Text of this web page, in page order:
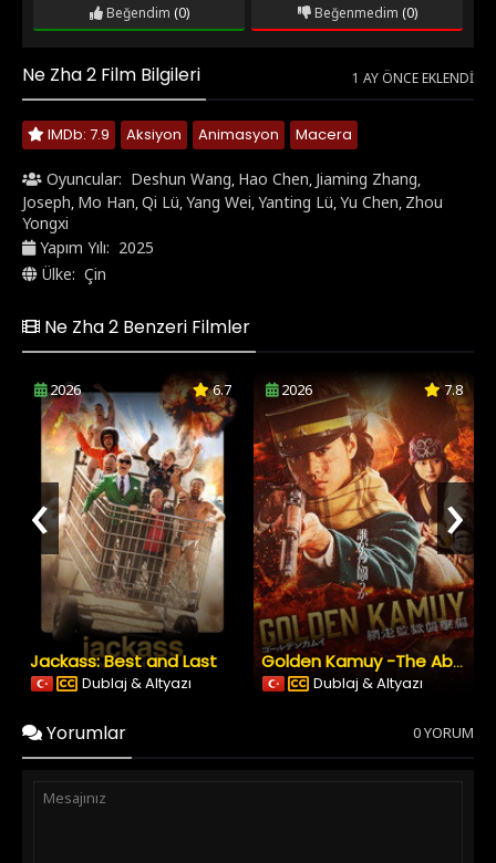
Beğendim (0) Beğenmedim (0)
Ne Zha 2 Film Bilgileri 1 AY ÖNCE EKLENDI
IMDb: 7.9 Aksiyon Animasyon Macera
Oyuncular: Deshun Wang, Hao Chen, Jiaming Zhang,
Joseph, Mo Han,Qi Lü,Yang Wei,Yanting Lü,Yu Chen, Zhou
Yongxi
Yapım Yılı: 2025
Ülke: Çin
Ne Zha 2 Benzeri Filmler
2026 6.7
Jackass: Best and Last
Dublaj & Altyazı
2026 7.8
Golden Kamuy -The Abashiri Prison Raid
Dublaj & Altyazı
‹ ›
Yorumlar 0 YORUM